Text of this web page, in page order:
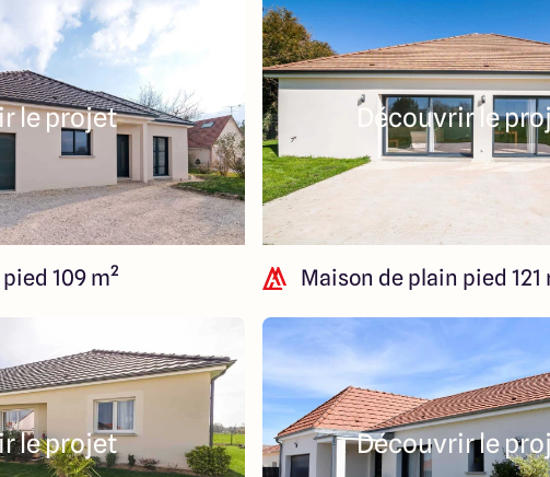
le projet
109 m²
Découvrir le
Maison de plain pied 121
le projet Découvrir le